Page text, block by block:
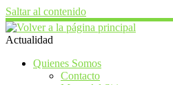
Saltar al contenido
Actualidad
Quienes Somos
Contacto